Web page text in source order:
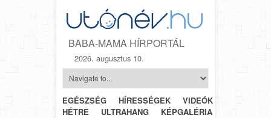
BABA-MAMA HÍRPORTÁL
2026. augusztus 10.
EGÉSZSÉG HÍRESSÉGEK VIDEÓK
HÉTRŐL-
HÉTRE
ULTRAHANG KÉPGALÉRIA